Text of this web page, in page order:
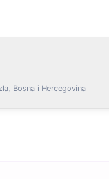
Bosna i Hercegovina